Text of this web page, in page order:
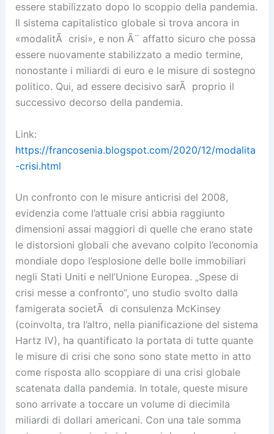
essere stabilizzato dopo lo scoppio della pandemia.
Il sistema capitalistico globale si trova ancora in
«modalitÃ crisi», e non Ã¨ affatto sicuro che possa
essere nuovamente stabilizzato a medio termine,
nonostante i miliardi di euro e le misure di sostegno
politico. Qui, ad essere decisivo sarÃ proprio il
successivo decorso della pandemia.
Link:
https://francosenia.blogspot.com/2020/12/modalita
-crisi.html
Un confronto con le misure anticrisi del 2008,
evidenzia come l’attuale crisi abbia raggiunto
dimensioni assai maggiori di quelle che erano state
le distorsioni globali che avevano colpito l’economia
mondiale dopo l’esplosione delle bolle immobiliari
negli Stati Uniti e nell’Unione Europea. „Spese di
crisi messe a confronto“, uno studio svolto dalla
famigerata societÃ di consulenza McKinsey
(coinvolta, tra l’altro, nella pianificazione del sistema
Hartz IV), ha quantificato la portata di tutte quante
le misure di crisi che sono sono state metto in atto
come risposta allo scoppiare di una crisi globale
scatenata dalla pandemia. In totale, queste misure
sono arrivate a toccare un volume di diecimila
miliardi di dollari americani. Con una tale somma